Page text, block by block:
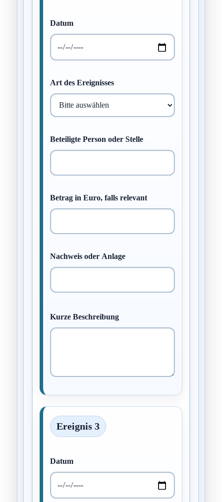
Datum
Art des Ereignisses
Beteiligte Person oder Stelle
Betrag in Euro, falls relevant
Nachweis oder Anlage
Kurze Beschreibung
Ereignis 3
Datum